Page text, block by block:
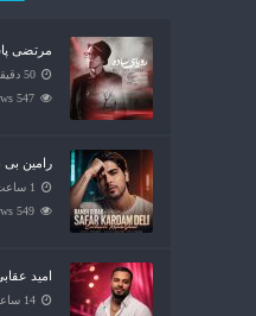
مرتضی
50 دقیقه پیش
547 views
رامین بی
1 ساعت پیش
549 views
امید
14 ساعت پیش